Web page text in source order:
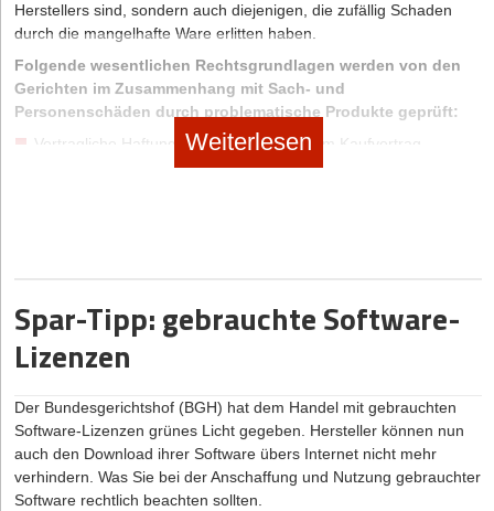
Herstellers sind, sondern auch diejenigen, die zufällig Schaden
durch die mangelhafte Ware erlitten haben.
Folgende wesentlichen Rechtsgrundlagen werden von den
Gerichten im Zusammenhang mit Sach- und
Personenschäden durch problematische Produkte geprüft:
Vertragliche Haftung, in der Regel aus dem Kaufvertrag
resultierend, soweit ein Verschulden des Verkäufers in Form
Elektro- und Elektronikgerätegesetz, das
Gerätesicherheitsgesetz, das Produktsicherheitsgesetz und
zahlreiche weitere Normen führen zu Schadensersatz.
Aufsichtsräten.
Strafrechtliche Verantwortung für Körperverletzung, Totschlag,
Sachbeschädigung etc. mit der Folge einer Geld- oder
Freiheitsstrafe im Falle der Verurteilung.
Weiterlesen
Spar-Tipp: gebrauchte Software-
Lizenzen
Der Bundesgerichtshof (BGH) hat dem Handel mit gebrauchten
Software-Lizenzen grünes Licht gegeben. Hersteller können nun
auch den Download ihrer Software übers Internet nicht mehr
verhindern. Was Sie bei der Anschaffung und Nutzung gebrauchter
Software rechtlich beachten sollten.